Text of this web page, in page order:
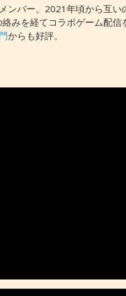
ンバー。2021年頃から互
みを経てコラボゲーム配
からも好評。